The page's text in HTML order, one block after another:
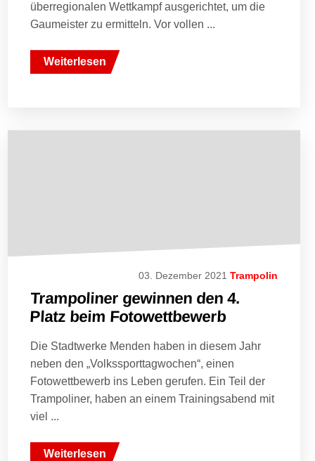
überregionalen Wettkampf ausgerichtet, um die
Gaumeister zu ermitteln. Vor vollen ...
Weiterlesen
03. Dezember 2021 Trampolin
Trampoliner gewinnen den 4.
Platz beim Fotowettbewerb
Die Stadtwerke Menden haben in diesem Jahr
neben den „Volkssporttagwochen“, einen
Fotowettbewerb ins Leben gerufen. Ein Teil der
Trampoliner, haben an einem Trainingsabend mit
viel ...
Weiterlesen